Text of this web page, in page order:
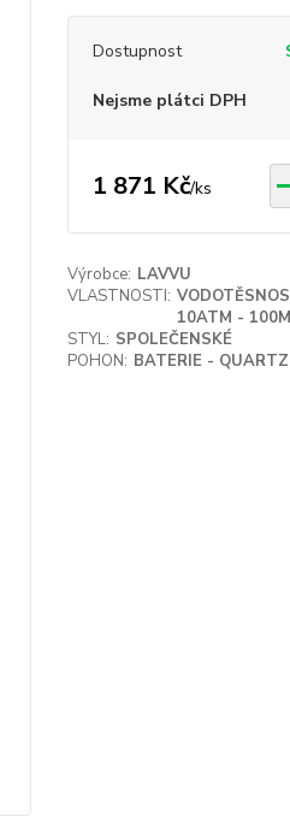
Dostupnost
Nejsme plátci DPH
1 871 Kč/ks
Výrobce: LAVVU
VLASTNOSTI:
10ATM - 100M
STYL: SPOLEČENSKÉ
POHON: BATERIE - QUARTZ